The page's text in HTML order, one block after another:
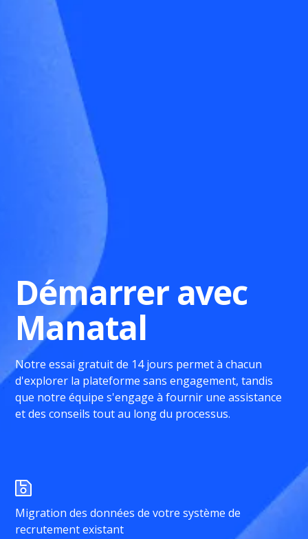
Démarrer avec
Manatal
Notre essai gratuit de 14 jours permet à chacun
d'explorer la plateforme sans engagement, tandis
que notre équipe s'engage à fournir une assistance
et des conseils tout au long du processus.
Migration des données de votre système de
recrutement existant